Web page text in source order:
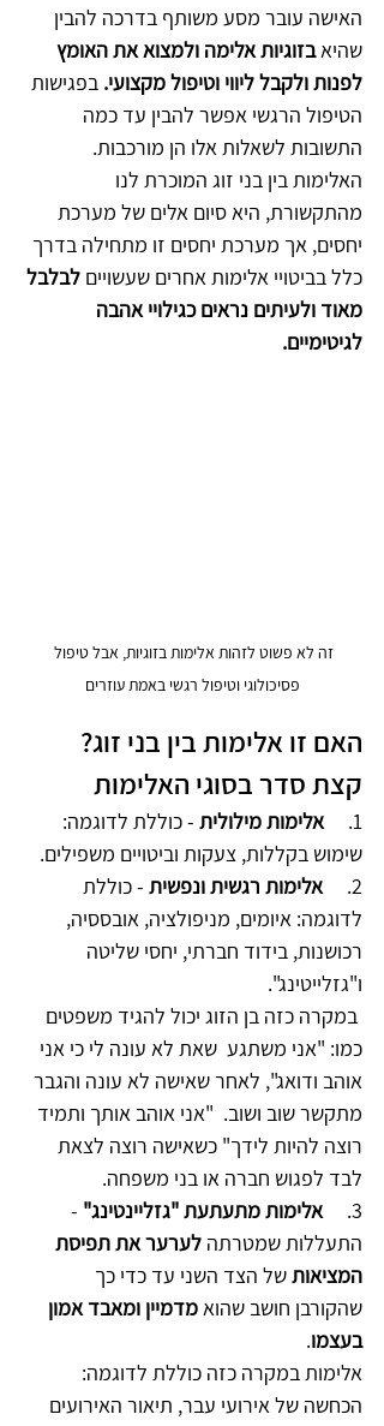
האישה עובר מסע משותף בדרכה להבין
שהיא בזוגיות אלימה ולמצוא את האומץ
לפנות ולקבל ליווי וטיפול מקצועי. בפגישות
הטיפול הרגשי אפשר להבין עד כמה
התשובות לשאלות אלו הן מורכבות.
האלימות בין בני זוג המוכרת לנו
מהתקשורת, היא סיום אלים של מערכת
יחסים, אך מערכת יחסים זו מתחילה בדרך
כלל בביטויי אלימות אחרים שעשויים לבלבל
מאוד ולעיתים נראים כגילויי אהבה
לגיטימיים.
זה לא פשוט לזהות אלימות בזוגיות, אבל טיפול
פסיכולוגי וטיפול רגשי באמת עוזרים
האם זו אלימות בין בני זוג?
קצת סדר בסוגי האלימות
1. אלימות מילולית - כוללת לדוגמה:
שימוש בקללות, צעקות וביטויים משפילים.
2.
אלימות רגשית ונפשית -כוללת
לדוגמה: איומים, מניפולציה, אובססיה,
רכושנות, בידוד חברתי, יחסי שליטה
ו"גזלייטינג".
במקרה כזה בן הזוג יכול להגיד משפטים
כמו: "אני משתגע  שאת לא עונה לי כי אני
אוהב ודואג", לאחר שאישה לא עונה והגבר
מתקשר שוב ושוב.  "אני אוהב אותך ותמיד
רוצה להיות לידך" כשאישה רוצה לצאת
לבד לפגוש חברה או בני משפחה.
3.
אלימות מתעתעת "גזליינטינג" -
התעללות שמטרתה לערער את תפיסת
המציאות של הצד השני עד כדי כך
שהקורבן חושב שהוא מדמיין ומאבד אמון
בעצמו.
אלימות במקרה כזה כוללת לדוגמה:
הכחשה של אירועי עבר, תיאור האירועים